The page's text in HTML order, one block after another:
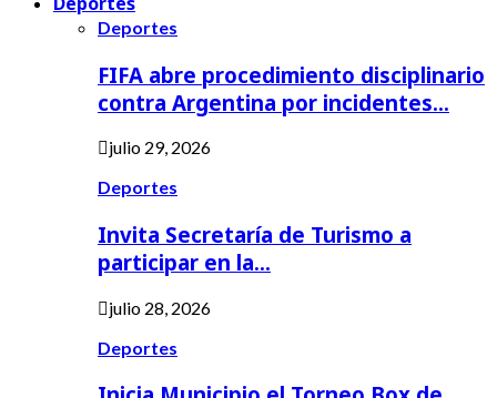
Deportes
FIFA abre procedimiento disciplinario
contra Argentina por incidentes…
julio 29, 2026
Deportes
Invita Secretaría de Turismo a
participar en la…
julio 28, 2026
Deportes